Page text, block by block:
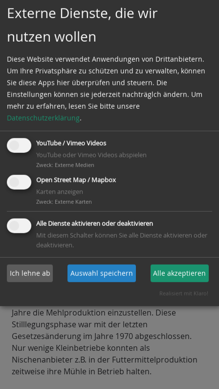
möglich gewesen.
Der im 17 Jahrhundert vermehrt einsetzende Bau
von Windmühlen, deren Entwicklung schon im 12.
Jahrhundert begann, ermöglichte auch in den
Niederungsgebieten Europas eine wirtschaftliche
Blütezeit. Durch Entwässerungsmühlen wurde der
küstennahe Bereich produktiver. Ab 1840 ersetzte
der Einsatz von Dampfmaschinen, danach Diesel-
und Elektromotoren zunehmend den Antrieb der
Mühlen durch Wind- und Wasserkraft. Mit dem
Maschineneinsatz konnten Mühlen an für die
Produktion günstige Standorte verlagert werden. Die
verbleibenden Naturkraftmühlen erhielten
noch für längere Zeit wettbewerbsfähig.
Nach einer kurzfristigen Aufschwungphase der
Kleinmühlen nach 1945 (die großen Mühlenanlage
waren im 2. Weltkrieg teilweise zerstört) zeichnete
sich das endgültige Ende dieser Kleinmühlen ab.
wurde den nicht mehr wettbewerbsfähigen Mühlen
ab 1957 in einem „Mühlengesetz“ finanzielle
Abfindung angeboten, vorausgesetzt, die
Jahre die Mehlproduktion einzustellen. Diese
Stilllegungsphase war mit der letzten
Gesetzesänderung im Jahre 1970 abgeschlossen.
Nur wenige Kleinbetriebe konnten als
Nischenanbieter z.B. in der Futtermittelproduktion
zeitweise ihre Mühle in Betrieb halten.
Externe Dienste, die wir
nutzen wollen
Diese Website verwendet Anwendungen von Drittanbietern.
Um Ihre Privatsphäre zu schützen und zu verwalten, können
Sie diese Apps hier überprüfen und steuern. Die
Einstellungen können sie jederzeit nachträglch ändern. Um
mehr zu erfahren, lesen Sie bitte unsere
Datenschutzerklärung.
YouTube / Vimeo Videos
YouTube oder Vimeo Videos abspielen
Zweck: Externe Medien
Open Street Map / Mapbox
Karten anzeigen
Zweck: Externe Karten
Alle Dienste aktivieren oder deaktivieren
Mit diesem Schalter können Sie alle Dienste aktivieren oder
deaktivieren.
Ich lehne ab Auswahl speichern Alle akzeptieren
Realisiert mit Klaro!